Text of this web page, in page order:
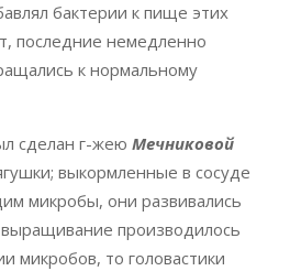
бактерии к пище этих
последние немедленно
к нормальному
сделан г-жею Мечниковой
выкормленные в сосуде
микробы, они развивались
производилось
микробов, то головастики